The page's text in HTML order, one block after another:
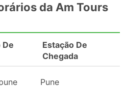
- Pune
District
e Classes de
da Am Tours
De
Estação De
Chegada
Pune